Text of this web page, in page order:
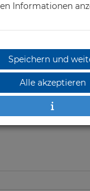
12,60 €
Informationen
Speichern und
Alle akzeptieren